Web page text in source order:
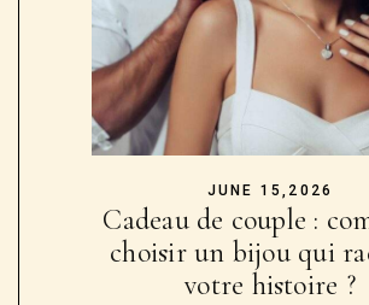
JUNE 15,2026
Cadeau de couple :
choisir un bijou qui
votre histoire ?